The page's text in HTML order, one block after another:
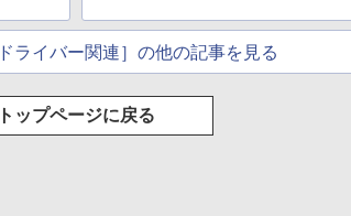
ライバー関連］の他の記事を見る
トップページに戻る